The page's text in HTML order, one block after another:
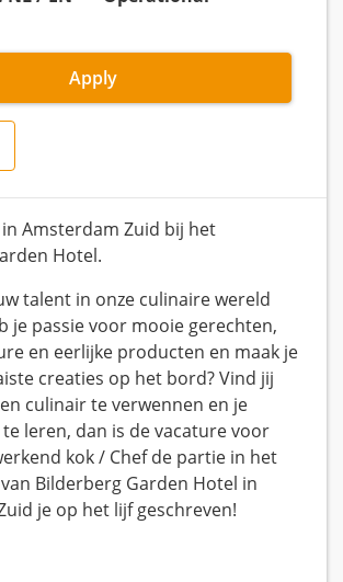
Apply
Amsterdam Zuid bij het
Hotel.
talent in onze culinaire wereld
je passie voor mooie gerechten,
en eerlijke producten en maak je
creaties op het bord? Vind jij
culinair te verwennen en je
te leren, dan is de vacature voor
kok / Chef de partie in het
Bilderberg Garden Hotel in
je op het lijf geschreven!